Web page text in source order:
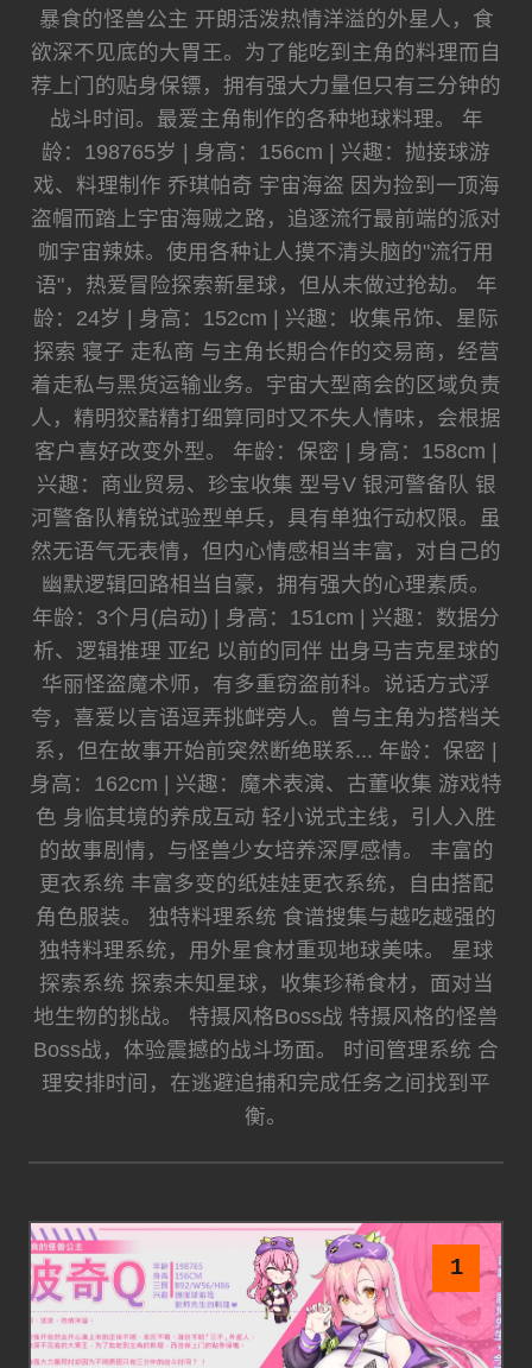
暴食的怪兽公主 开朗活泼热情洋溢的外星人，食
欲深不见底的大胃王。为了能吃到主角的料理而自
荐上门的贴身保镖，拥有强大力量但只有三分钟的
战斗时间。最爱主角制作的各种地球料理。 年
龄：198765岁 | 身高：156cm | 兴趣：抛接球游
戏、料理制作 乔琪帕奇 宇宙海盗 因为捡到一顶海
盗帽而踏上宇宙海贼之路，追逐流行最前端的派对
咖宇宙辣妹。使用各种让人摸不清头脑的"流行用
语"，热爱冒险探索新星球，但从未做过抢劫。 年
龄：24岁 | 身高：152cm | 兴趣：收集吊饰、星际
探索 寝子 走私商 与主角长期合作的交易商，经营
着走私与黑货运输业务。宇宙大型商会的区域负责
人，精明狡黠精打细算同时又不失人情味，会根据
客户喜好改变外型。 年龄：保密 | 身高：158cm |
兴趣：商业贸易、珍宝收集 型号V 银河警备队 银
河警备队精锐试验型单兵，具有单独行动权限。虽
然无语气无表情，但内心情感相当丰富，对自己的
幽默逻辑回路相当自豪，拥有强大的心理素质。
年龄：3个月(启动) | 身高：151cm | 兴趣：数据分
析、逻辑推理 亚纪 以前的同伴 出身马吉克星球的
华丽怪盗魔术师，有多重窃盗前科。说话方式浮
夸，喜爱以言语逗弄挑衅旁人。曾与主角为搭档关
系，但在故事开始前突然断绝联系... 年龄：保密 |
身高：162cm | 兴趣：魔术表演、古董收集 游戏特
色 身临其境的养成互动 轻小说式主线，引人入胜
的故事剧情，与怪兽少女培养深厚感情。 丰富的
更衣系统 丰富多变的纸娃娃更衣系统，自由搭配
角色服装。 独特料理系统 食谱搜集与越吃越强的
独特料理系统，用外星食材重现地球美味。 星球
探索系统 探索未知星球，收集珍稀食材，面对当
地生物的挑战。 特摄风格Boss战 特摄风格的怪兽
Boss战，体验震撼的战斗场面。 时间管理系统 合
理安排时间，在逃避追捕和完成任务之间找到平
衡。
1